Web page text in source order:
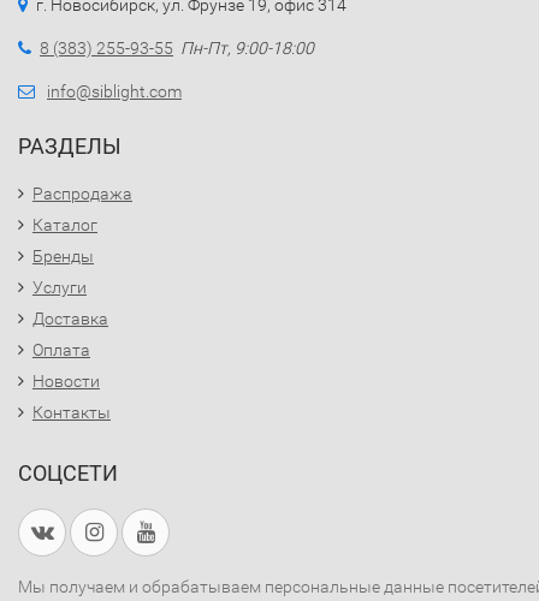
г. Новосибирск, ул. Фрунзе 19, офис 314
8 (383) 255-93-55 Пн-Пт, 9:00-18:00
info@siblight.com
РАЗДЕЛЫ
Распродажа
Каталог
Бренды
Услуги
Доставка
Оплата
Новости
Контакты
СОЦСЕТИ
Мы получаем и обрабатываем персональные данные